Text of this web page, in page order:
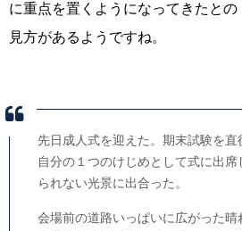
に重点を置くようになってきたとの
見方があるようですね。
先日成人式を迎えた。期末試験を直
自分の１つのけじめとして式に出
られない光景に出合った。
会場前の道路いっぱいに広がった